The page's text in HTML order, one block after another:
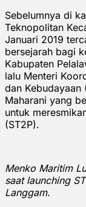
Sebelumnya di
Teknopolitan
Januari 2019
bersejarah bagi
Kabupaten
lalu Menteri
dan Kebudayaan
Maharani yang
untuk
(ST2P).
Menko Maritim
saat launching
Langgam.